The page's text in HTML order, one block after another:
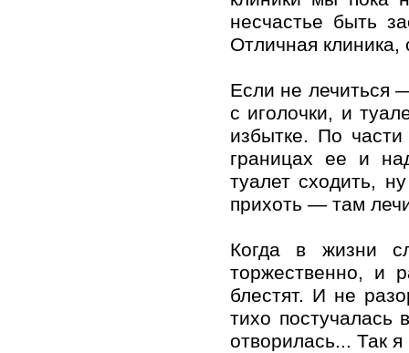
несчастье быть
Отличная клиника,
Если не лечиться
с иголочки, и
избытке. По
границах ее и
туалет сходить,
прихоть — там
Когда в жизни
торжественно, и
блестят. И не
тихо постучалась
отворилась... Так